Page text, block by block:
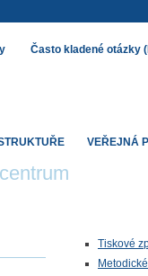
Tiskové
VEŘEJNÁ
Často kladené otázky